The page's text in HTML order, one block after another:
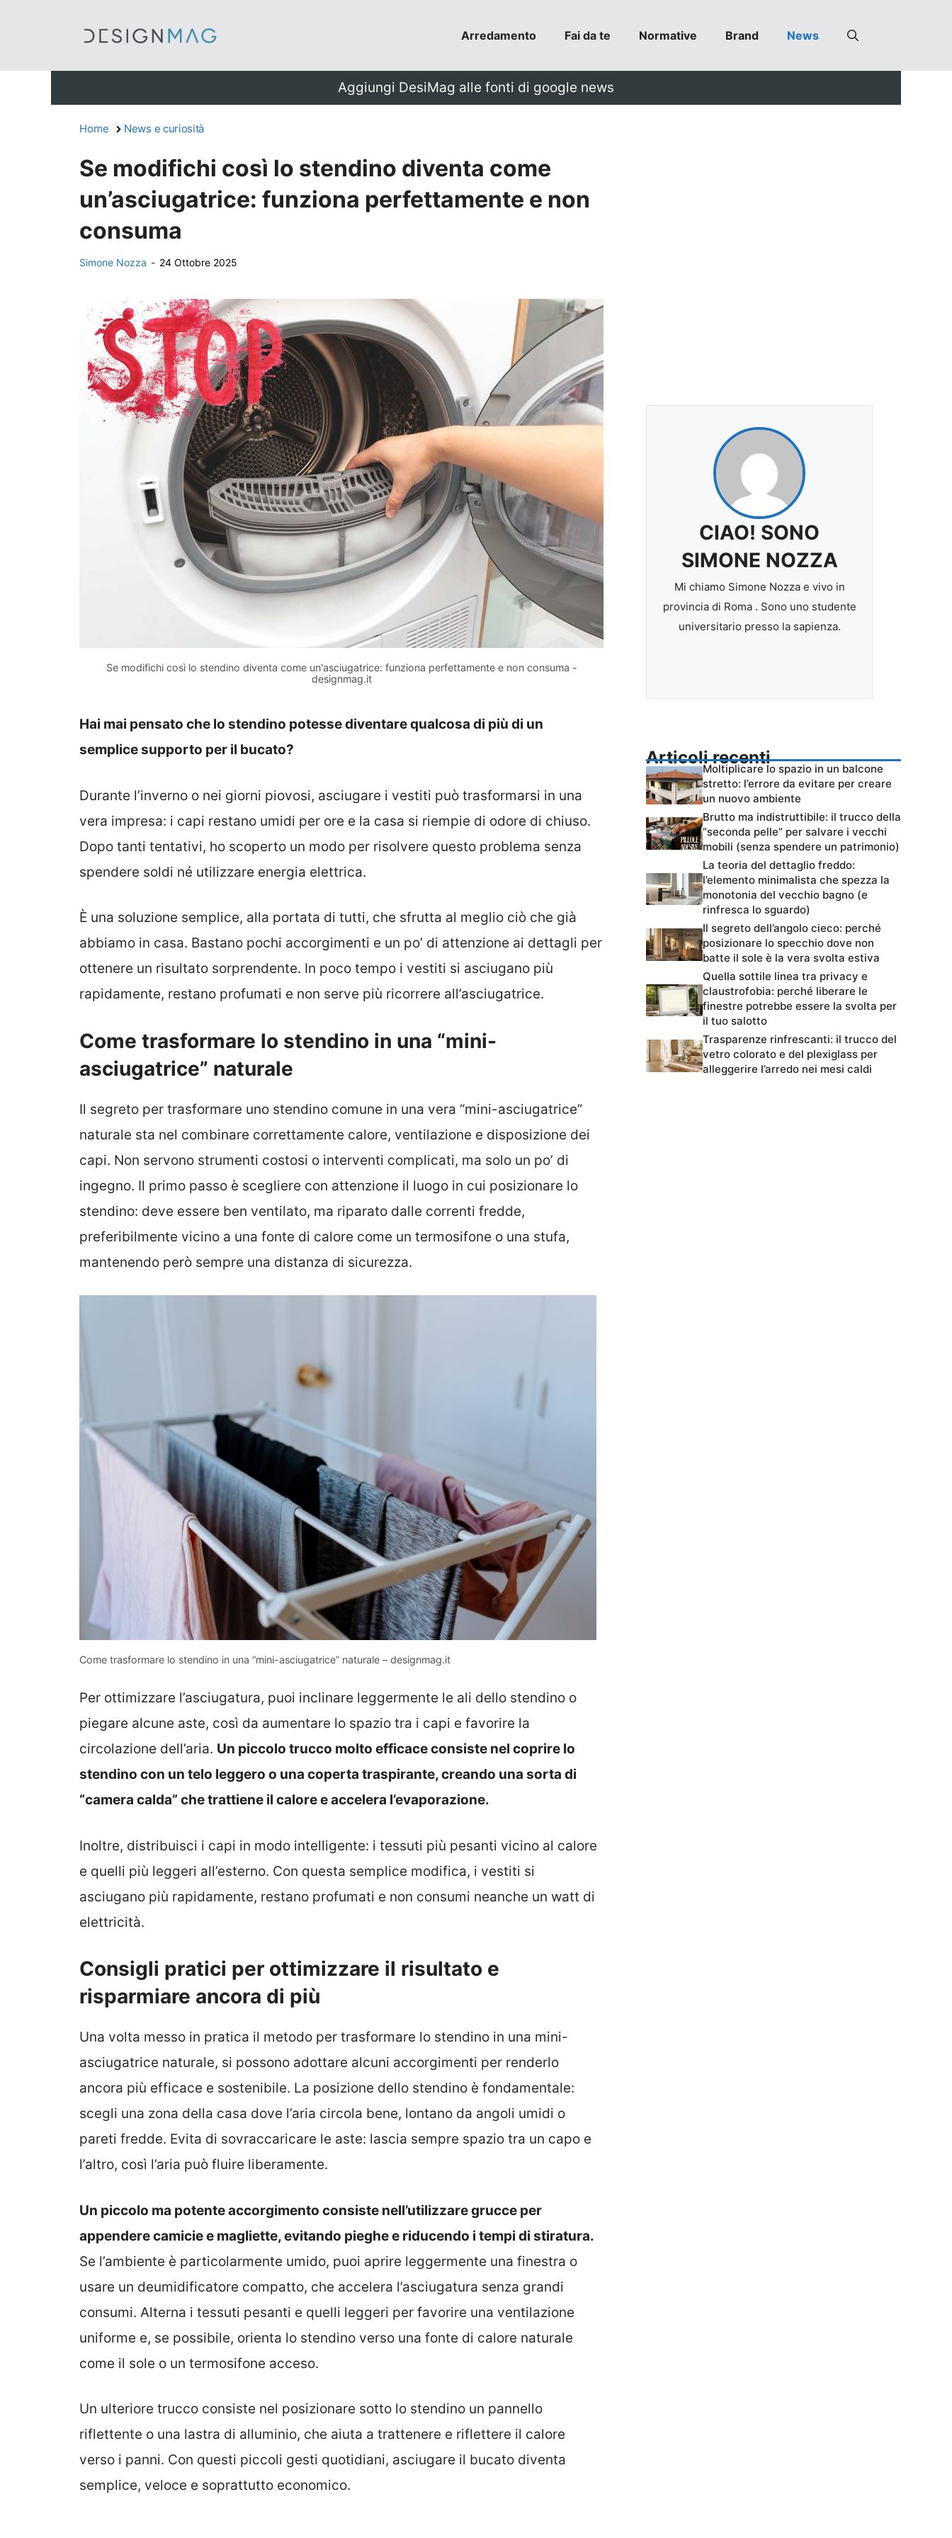
Arredamento Fai da te Normative Brand News
Aggiungi DesiMag alle fonti di google news
Home News e curiosità
Se modifichi così lo stendino diventa come
un’asciugatrice: funziona perfettamente e non
consuma
Simone Nozza - 24 Ottobre 2025
Se modifichi così lo stendino diventa come un'asciugatrice: funziona perfettamente e non consuma -
designmag.it
Hai mai pensato che lo stendino potesse diventare qualcosa di più di un
semplice supporto per il bucato?
Durante l’inverno o nei giorni piovosi, asciugare i vestiti può trasformarsi in una
vera impresa: i capi restano umidi per ore e la casa si riempie di odore di chiuso.
Dopo tanti tentativi, ho scoperto un modo per risolvere questo problema senza
spendere soldi né utilizzare energia elettrica.
È una soluzione semplice, alla portata di tutti, che sfrutta al meglio ciò che già
abbiamo in casa. Bastano pochi accorgimenti e un po’ di attenzione ai dettagli per
ottenere un risultato sorprendente. In poco tempo i vestiti si asciugano più
rapidamente, restano profumati e non serve più ricorrere all’asciugatrice.
Come trasformare lo stendino in una “mini-
asciugatrice” naturale
Il segreto per trasformare uno stendino comune in una vera “mini-asciugatrice”
naturale sta nel combinare correttamente calore, ventilazione e disposizione dei
capi. Non servono strumenti costosi o interventi complicati, ma solo un po’ di
ingegno. Il primo passo è scegliere con attenzione il luogo in cui posizionare lo
stendino: deve essere ben ventilato, ma riparato dalle correnti fredde,
preferibilmente vicino a una fonte di calore come un termosifone o una stufa,
mantenendo però sempre una distanza di sicurezza.
Come trasformare lo stendino in una “mini-asciugatrice” naturale – designmag.it
Per ottimizzare l’asciugatura, puoi inclinare leggermente le ali dello stendino o
piegare alcune aste, così da aumentare lo spazio tra i capi e favorire la
circolazione dell’aria. Un piccolo trucco molto efficace consiste nel coprire lo
stendino con un telo leggero o una coperta traspirante, creando una sorta di
“camera calda” che trattiene il calore e accelera l’evaporazione.
Inoltre, distribuisci i capi in modo intelligente: i tessuti più pesanti vicino al calore
e quelli più leggeri all’esterno. Con questa semplice modifica, i vestiti si
asciugano più rapidamente, restano profumati e non consumi neanche un watt di
elettricità.
Consigli pratici per ottimizzare il risultato e
risparmiare ancora di più
Una volta messo in pratica il metodo per trasformare lo stendino in una mini-
asciugatrice naturale, si possono adottare alcuni accorgimenti per renderlo
ancora più efficace e sostenibile. La posizione dello stendino è fondamentale:
scegli una zona della casa dove l’aria circola bene, lontano da angoli umidi o
pareti fredde. Evita di sovraccaricare le aste: lascia sempre spazio tra un capo e
l’altro, così l’aria può fluire liberamente.
Un piccolo ma potente accorgimento consiste nell’utilizzare grucce per
appendere camicie e magliette, evitando pieghe e riducendo i tempi di stiratura.
Se l’ambiente è particolarmente umido, puoi aprire leggermente una finestra o
usare un deumidificatore compatto, che accelera l’asciugatura senza grandi
consumi. Alterna i tessuti pesanti e quelli leggeri per favorire una ventilazione
uniforme e, se possibile, orienta lo stendino verso una fonte di calore naturale
come il sole o un termosifone acceso.
Un ulteriore trucco consiste nel posizionare sotto lo stendino un pannello
riflettente o una lastra di alluminio, che aiuta a trattenere e riflettere il calore
verso i panni. Con questi piccoli gesti quotidiani, asciugare il bucato diventa
semplice, veloce e soprattutto economico.
CIAO! SONO
SIMONE NOZZA
Mi chiamo Simone Nozza e vivo in
provincia di Roma . Sono uno studente
universitario presso la sapienza.
Articoli recenti
Moltiplicare lo spazio in un balcone
stretto: l’errore da evitare per creare
un nuovo ambiente
Brutto ma indistruttibile: il trucco della
“seconda pelle” per salvare i vecchi
mobili (senza spendere un patrimonio)
La teoria del dettaglio freddo:
l’elemento minimalista che spezza la
monotonia del vecchio bagno (e
rinfresca lo sguardo)
Il segreto dell’angolo cieco: perché
posizionare lo specchio dove non
batte il sole è la vera svolta estiva
Quella sottile linea tra privacy e
claustrofobia: perché liberare le
finestre potrebbe essere la svolta per
il tuo salotto
Trasparenze rinfrescanti: il trucco del
vetro colorato e del plexiglass per
alleggerire l’arredo nei mesi caldi